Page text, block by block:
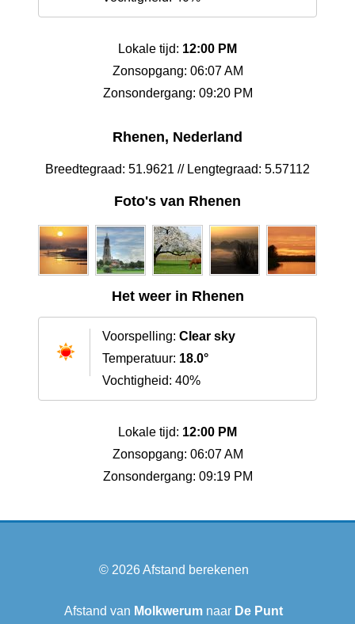
Lokale tijd: 12:00 PM
Zonsopgang: 06:07 AM
Zonsondergang: 09:20 PM
Rhenen, Nederland
Breedtegraad: 51.9621 // Lengtegraad: 5.57112
Foto's van Rhenen
Het weer in Rhenen
Voorspelling: Clear sky
Temperatuur: 18.0°
Vochtigheid: 40%
Lokale tijd: 12:00 PM
Zonsopgang: 06:07 AM
Zonsondergang: 09:19 PM
© 2026Afstand berekenen
Afstand van Molkwerum naar De Punt